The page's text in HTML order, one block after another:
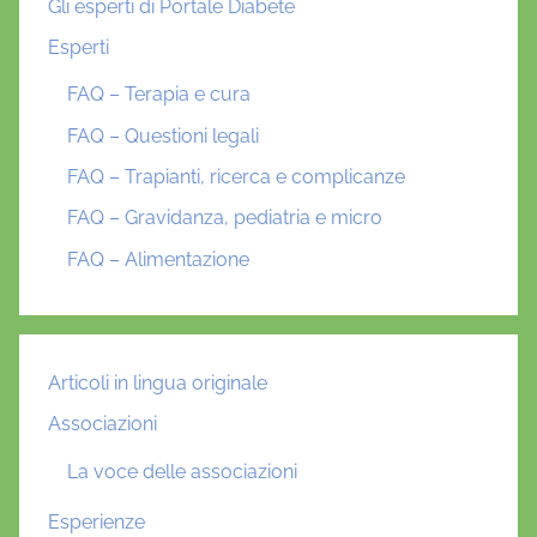
Gli esperti di Portale Diabete
Esperti
FAQ – Terapia e cura
FAQ – Questioni legali
FAQ – Trapianti, ricerca e complicanze
FAQ – Gravidanza, pediatria e micro
FAQ – Alimentazione
Articoli in lingua originale
Associazioni
La voce delle associazioni
Esperienze